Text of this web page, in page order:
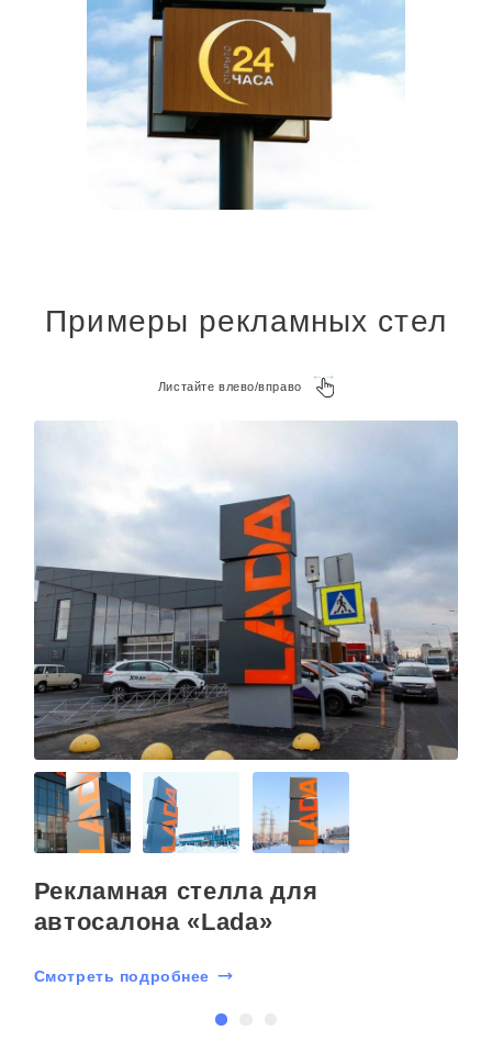
Примеры рекламных стел
Листайте влево/вправо
Рекламная стелла для
автосалона «Lada»
Смотреть подробнее